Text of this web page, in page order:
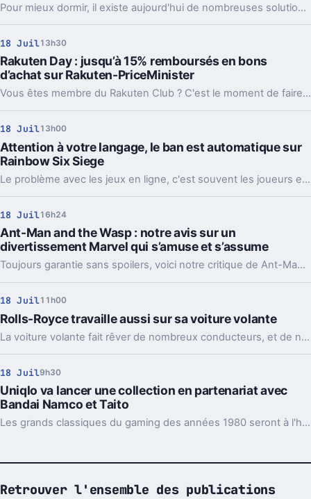
Pour mieux dormir, il existe aujourd'hui de nombreuses solutions, modernes ou non, technologiques ou non. PEGASI pense pouvoir vous aider avec des lunettes connectées.
18 Juil13h30
Rakuten Day : jusqu’à 15% remboursés en bons
d’achat sur Rakuten-PriceMinister
Vous êtes membre du Rakuten Club ? C'est le moment de faire vos emplettes sur Rakuten-PriceMinister.
18 Juil13h00
Attention à votre langage, le ban est automatique sur
Rainbow Six Siege
Le problème avec les jeux en ligne, c'est souvent les joueurs eux-mêmes. Ceux-ci peuvent parfois gâcher toute l'expérience, par leurs actions ou leur langage. Ubisoft a décidé de prendre le taureau par les cornes sur Rainbow Six Siege.
18 Juil16h24
Ant-Man and the Wasp : notre avis sur un
divertissement Marvel qui s’amuse et s’assume
Toujours garantie sans spoilers, voici notre critique de Ant-Man and the Wasp, le 20ème film du MCU qui sert surtout de transition divertissante efficace avant de replonger dans l'enfer Avengers en 2019.
18 Juil11h00
Rolls-Royce travaille aussi sur sa voiture volante
La voiture volante fait rêver de nombreux conducteurs, et de nombreux constructeurs. Rolls-Royce rejoint aujourd'hui la longue liste de marques à se lancer dans l'aventure.
18 Juil9h30
Uniqlo va lancer une collection en partenariat avec
Bandai Namco et Taito
Les grands classiques du gaming des années 1980 seront à l'honneur en août puis en septembre prochain chez la marque japonaise Uniqlo avec la collection Namco Museum et Taito.
Retrouver l'ensemble des publications